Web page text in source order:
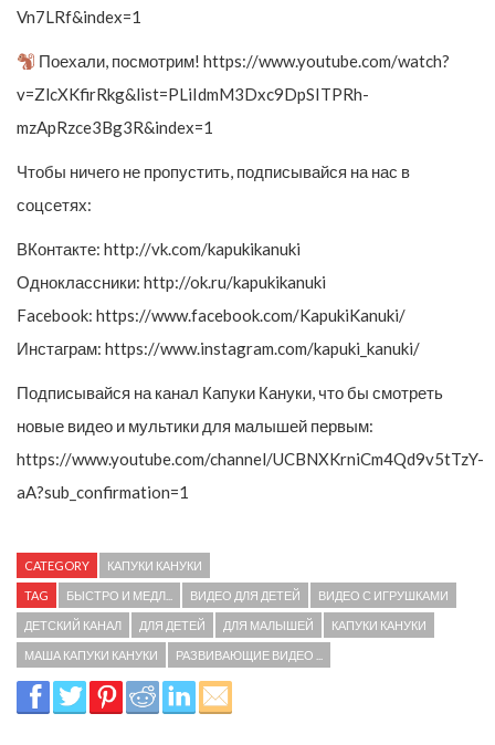
Vn7LRf&index=1
Поехали, посмотрим! https://www.youtube.com/watch?
v=ZlcXKfirRkg&list=PLiIdmM3Dxc9DpSITPRh-
mzApRzce3Bg3R&index=1
Чтобы ничего не пропустить, подписывайся на нас в
соцсетях:
ВКонтакте: http://vk.com/kapukikanuki
Одноклассники: http://ok.ru/kapukikanuki
Facebook: https://www.facebook.com/KapukiKanuki/
Инстаграм: https://www.instagram.com/kapuki_kanuki/
Подписывайся на канал Капуки Кануки, что бы смотреть
новые видео и мультики для малышей первым:
https://www.youtube.com/channel/UCBNXKrniCm4Qd9v5tTzY-
aA?sub_confirmation=1
CATEGORY КАПУКИ КАНУКИ
TAG БЫСТРО И МЕДЛ... ВИДЕО ДЛЯ ДЕТЕЙ ВИДЕО С ИГРУШКАМИ
ДЕТСКИЙ КАНАЛ ДЛЯ ДЕТЕЙ ДЛЯ МАЛЫШЕЙ КАПУКИ КАНУКИ
МАША КАПУКИ КАНУКИ РАЗВИВАЮЩИЕ ВИДЕО ...